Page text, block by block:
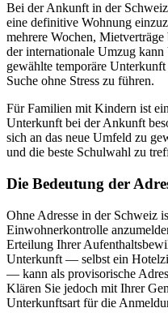
Bei der Ankunft in der
eine definitive Wohnung
mehrere Wochen,
der internationale Umzug
gewählte temporäre
Suche ohne Stress zu führen.
Für Familien mit Kindern ist
Unterkunft bei der Ankunft
sich an das neue Umfeld zu
und die beste Schulwahl zu
Die Bedeutung der
Ohne Adresse in der Schweiz
Einwohnerkontrolle
Erteilung Ihrer
Unterkunft — selbst ein
— kann als provisorische
Klären Sie jedoch mit Ihrer
Unterkunftsart für die